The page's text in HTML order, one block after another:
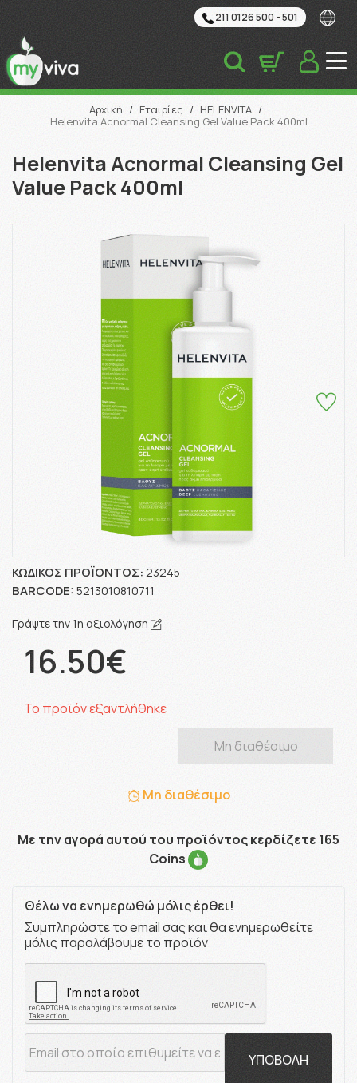
211 0126 500 - 501
Αναζήτηση
Αρχική / Εταιρίες / HELENVITA /
Helenvita Acnormal Cleansing Gel Value Pack 400ml
Helenvita Acnormal Cleansing Gel
Value Pack 400ml
ΚΩΔΙΚΌΣ ΠΡΟΪΌΝΤΟΣ: 23245
BARCODE: 5213010810711
Γράψτε την 1η αξιολόγηση
16.50€
Το προϊόν εξαντλήθηκε
Μη διαθέσιμο
Μη διαθέσιμο
Με την αγορά αυτού του προϊόντος κερδίζετε 165
Coins
Θέλω να ενημερωθώ μόλις έρθει!
Συμπληρώστε το email σας και θα ενημερωθείτε
μόλις παραλάβουμε το προϊόν
ΥΠΟΒΟΛΗ